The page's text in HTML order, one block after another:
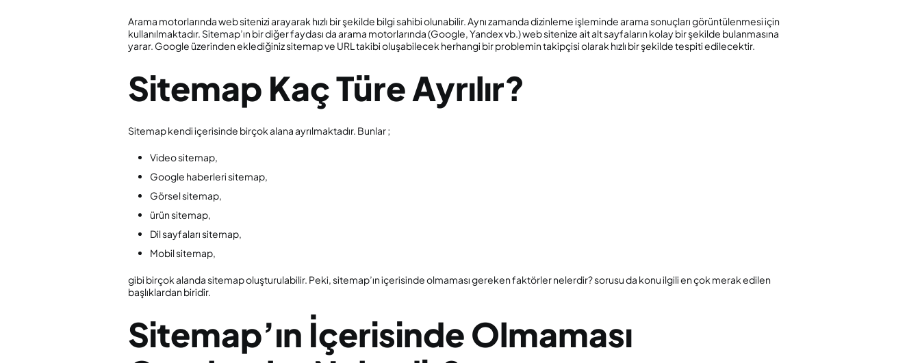
Arama motorlarında web sitenizi arayarak hızlı bir şekilde bilgi sahibi olunabilir. Aynı zamanda dizinleme işleminde arama sonuçları görüntülenmesi için
kullanılmaktadır. Sitemap’ın bir diğer faydası da arama motorlarında (Google, Yandex vb.) web sitenize ait alt sayfaların kolay bir şekilde bulanmasına
yarar. Google üzerinden eklediğiniz sitemap ve URL takibi oluşabilecek herhangi bir problemin takipçisi olarak hızlı bir şekilde tespiti edilecektir.
Sitemap Kaç Türe Ayrılır?
Sitemap kendi içerisinde birçok alana ayrılmaktadır. Bunlar ;
Video sitemap,
Google haberleri sitemap,
Görsel sitemap,
ürün sitemap,
Dil sayfaları sitemap,
Mobil sitemap,
gibi birçok alanda sitemap oluşturulabilir. Peki, sitemap’ın içerisinde olmaması gereken faktörler nelerdir? sorusu da konu ilgili en çok merak edilen
başlıklardan biridir.
Sitemap’ın İçerisinde Olmaması